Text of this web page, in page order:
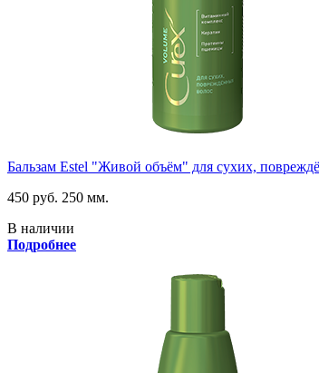
Бальзам Estel "Живой объём" для сухих,
450 руб. 250 мм.
В наличии
Подробнее